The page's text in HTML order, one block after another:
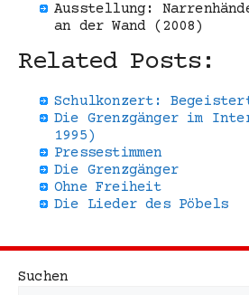
Ausstellung:
an der Wand (2008)
Related Posts:
Schulkonzert:
Die Grenzgänger im
1995)
Pressestimmen
Die Grenzgänger
Ohne Freiheit
Die Lieder des Pöbels
Suchen